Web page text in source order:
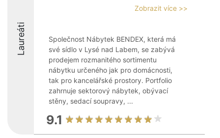
Laureáti
Zobrazit více >>
Společnost Nábytek BENDEX, která má
své sídlo v Lysé nad Labem, se zabývá
prodejem rozmanitého sortimentu
nábytku určeného jak pro domácnosti,
tak pro kancelářské prostory. Portfolio
zahrnuje sektorový nábytek, obývací
stěny, sedací soupravy, ...
9.1